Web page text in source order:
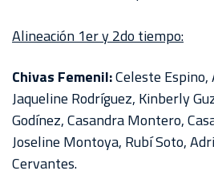
Alineación 1er y 2do tiempo:
Chivas Femenil:Celeste
Jaqueline Rodríguez, Kinberly
Godínez, Casandra Montero,
Joseline Montoya, Rubí Soto,
Cervantes.